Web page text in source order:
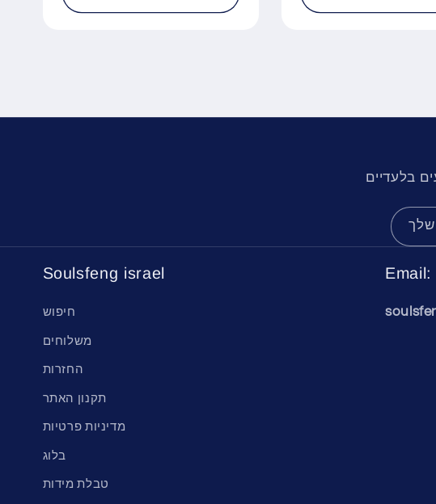
שלך
Soulsfeng israel
חיפוש
משלוחים
החזרות
תקנון האתר
מדיניות פרטיות
בלוג
טבלת מידות
Email: